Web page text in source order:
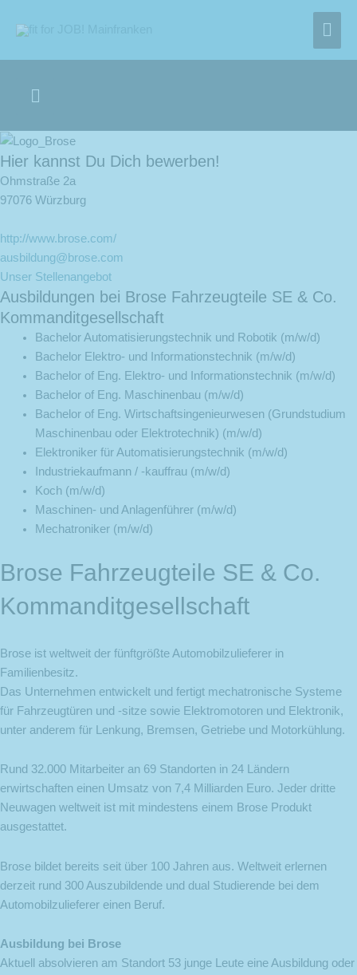
Inhalt
Header
Hier kannst Du Dich bewerben!
Ohmstraße 2a
97076 Würzburg
http://www.brose.com/
ausbildung@brose.com
Unser Stellenangebot
Ausbildungen bei Brose Fahrzeugteile SE & Co.
Kommanditgesellschaft
Bachelor Automatisierungstechnik und Robotik (m/w/d)
Bachelor Elektro- und Informationstechnik (m/w/d)
Bachelor of Eng. Elektro- und Informationstechnik (m/w/d)
Bachelor of Eng. Maschinenbau (m/w/d)
Bachelor of Eng. Wirtschaftsingenieurwesen (Grundstudium
Maschinenbau oder Elektrotechnik) (m/w/d)
Elektroniker für Automatisierungstechnik (m/w/d)
Industriekaufmann / -kauffrau (m/w/d)
Koch (m/w/d)
Maschinen- und Anlagenführer (m/w/d)
Mechatroniker (m/w/d)
Brose Fahrzeugteile SE & Co.
Kommanditgesellschaft
Brose ist weltweit der fünftgrößte Automobilzulieferer in
Familienbesitz.
Das Unternehmen entwickelt und fertigt mechatronische Systeme
für Fahrzeugtüren und -sitze sowie Elektromotoren und Elektronik,
unter anderem für Lenkung, Bremsen, Getriebe und Motorkühlung.
Rund 32.000 Mitarbeiter an 69 Standorten in 24 Ländern
erwirtschaften einen Umsatz von 7,4 Milliarden Euro. Jeder dritte
Neuwagen weltweit ist mit mindestens einem Brose Produkt
ausgestattet.
Brose bildet bereits seit über 100 Jahren aus. Weltweit erlernen
derzeit rund 300 Auszubildende und dual Studierende bei dem
Automobilzulieferer einen Beruf.
Ausbildung bei Brose
Aktuell absolvieren am Standort 53 junge Leute eine Ausbildung oder